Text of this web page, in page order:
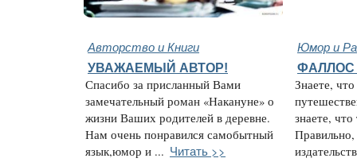
Авторство и Книги Юмор и
УВАЖАЕМЫЙ АВТОР!
Спасибо за присланный Вами
замечательный роман «Накануне» о
жизни Ваших родителей в деревне.
Нам очень понравился самобытный
язык,юмор и ... Читать >>
ФАЛЛОС
Знаете,
знаете,
Правильно,